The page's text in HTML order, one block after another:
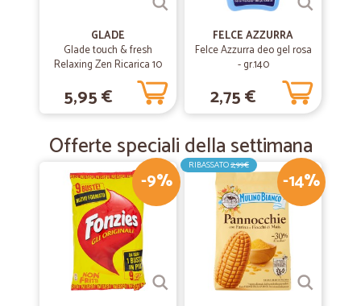
GLADE
Glade touch & fresh
Relaxing Zen Ricarica 10
5,95 €
FELCE AZZURRA
Felce Azzurra deo gel rosa
- gr.140
2,75 €
Offerte speciali della settimana
-9% -14%
RIBASSATO2,99€